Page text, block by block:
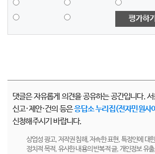
평가하기
댓글은 자유롭게 의견을 공유하는 공간입니다.
신고·제안·건의 등은응답소 누리집(전자민원사
신청해주시기 바랍니다.
상업성 광고, 저작권 침해, 저속한 표현, 특정인에 대
정치적 목적, 유사한 내용의 반복적 글, 개인정보 유